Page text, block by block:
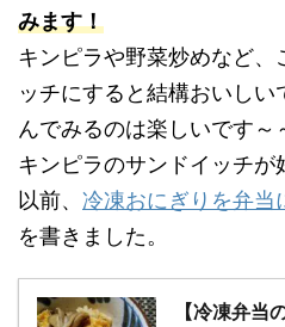
みます！
キンピラや野菜炒めなど、
ッチにすると結構おいし
んでみるのは楽しいです
キンピラのサンドイッチが
以前、 冷凍おにぎりを弁当
を書きました。
【冷凍弁当